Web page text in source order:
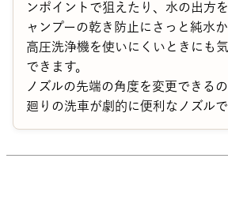
ンポイントで狙えたり、水の出方
ャンプーの乾き防止にさっと純水
高圧洗浄機を使いにくいときにも
できます。
ノズルの先端の角度を変更できる
廻りの洗車が劇的に便利なノズルで